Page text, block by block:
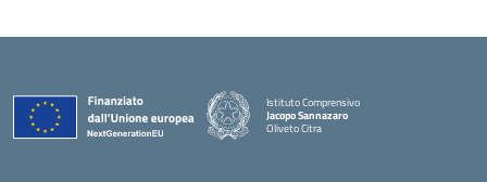
Istituto Comprensivo
Jacopo Sannazaro
Oliveto Citra